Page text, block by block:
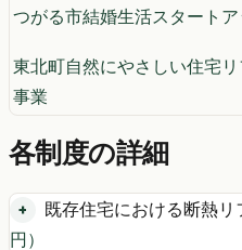
つがる市結婚生活スタート
東北町自然にやさしい住宅
事業
各制度の詳細
既存住宅における断熱
円）